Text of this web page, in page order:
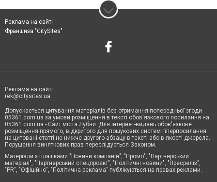
Реклама на сайті
Франшиза "CitySites"
Реклама на сайті
rek@citysites.ua
Допускається цитування матеріалів без отримання попередньої згоди
05361.com.ua за умови розміщення в тексті обов'язкового посилання на
05361.com.ua - Сайт міста Лубни. Для інтернет-видань обов'язкове
розміщення прямого, відкритого для пошукових систем гіперпосилання
на цитовані статті не нижче другого абзацу в тексті або в якості джерела.
Порушення виняткових прав переслідується Законом.
Матеріали з плашками "Новини компаній", "Промо", "Партнерський
матеріал", "Партнерський спецпроєкт", "Політичні новини", "Пресреліз",
"PR", "Офіційно", "Політична реклама" публікуються на правах реклами.